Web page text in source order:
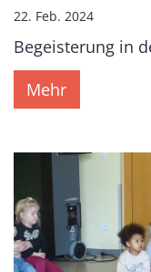
22. Feb. 2024
Begeisterung in
Mehr